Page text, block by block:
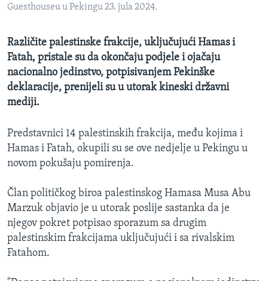
Jezici
Guesthouseu u Pekingu 23. jula 2024.
Različite palestinske frakcije, uključujući Hamas i
Fatah, pristale su da okončaju podjele i ojačaju
nacionalno jedinstvo, potpisivanjem Pekinške
deklaracije, prenijeli su u utorak kineski državni
mediji.
Predstavnici 14 palestinskih frakcija, među kojima i
Hamas i Fatah, okupili su se ove nedjelje u Pekingu u
novom pokušaju pomirenja.
Član političkog biroa palestinskog Hamasa Musa Abu
Marzuk objavio je u utorak poslije sastanka da je
njegov pokret potpisao sporazum sa drugim
palestinskim frakcijama uključujući i sa rivalskim
Fatahom.